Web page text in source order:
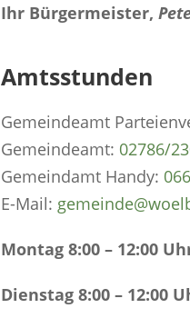
Ihr Bürgermeister,
Amtsstunden
Gemeindeamt
Gemeindeamt: 02786/
Gemeindamt Handy:
E-Mail:
Montag 8:00 – 12:00
Dienstag 8:00 – 12:00